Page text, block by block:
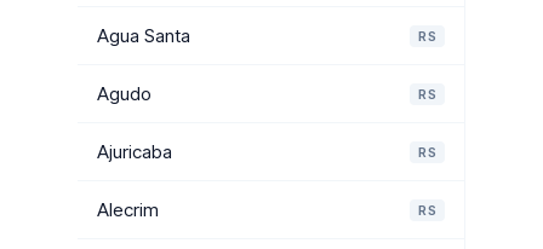
Agua Santa RS
Agudo RS
Ajuricaba RS
Alecrim RS